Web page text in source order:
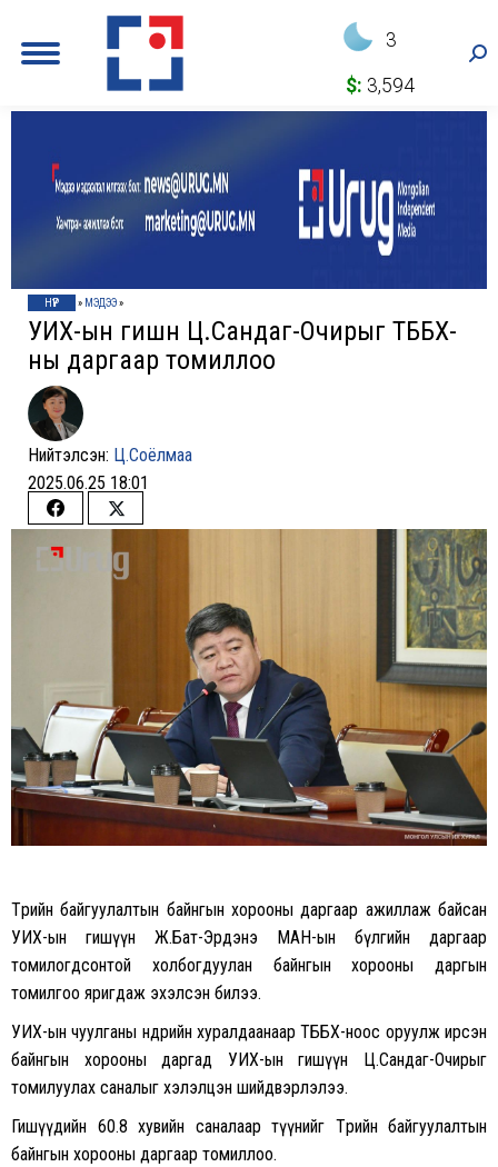
3
$: 3,594
НҮҮР » МЭДЭЭ»
УИХ-ын гишүүн Ц.Сандаг-Очирыг ТББХ-
ны даргаар томиллоо
Нийтэлсэн: Ц.Соёлмаа
2025.06.25 18:01
Share
on
Share
on
Төрийн байгуулалтын байнгын хорооны даргаар ажиллаж байсан
УИХ-ын гишүүн Ж.Бат-Эрдэнэ МАН-ын бүлгийн даргаар
томилогдсонтой холбогдуулан байнгын хорооны даргын
томилгоо яригдаж эхэлсэн билээ.
УИХ-ын чуулганы өнөөдрийн хуралдаанаар ТББХ-ноос оруулж ирсэн
байнгын хорооны даргад УИХ-ын гишүүн Ц.Сандаг-Очирыг
томилуулах саналыг хэлэлцэн шийдвэрлэлээ.
Гишүүдийн 60.8 хувийн саналаар түүнийг Төрийн байгуулалтын
байнгын хорооны даргаар томиллоо.